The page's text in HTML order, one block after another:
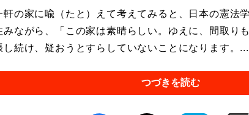
の家に喩（たと）えて考えてみると、日本の憲法
みながら、「この家は素晴らしい。ゆえに、間取り
し続け、疑おうとすらしていないことになります。...
つづきを読む